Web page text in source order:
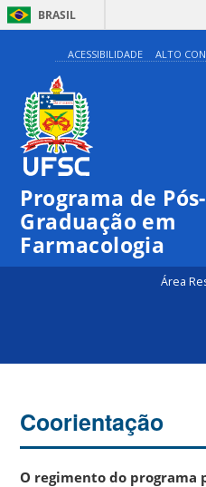
BRASIL
ACESSIBILIDADE ALTO
Programa de Pós-
Graduação em
Farmacologia
Área
Coorientação
O regimento do programa